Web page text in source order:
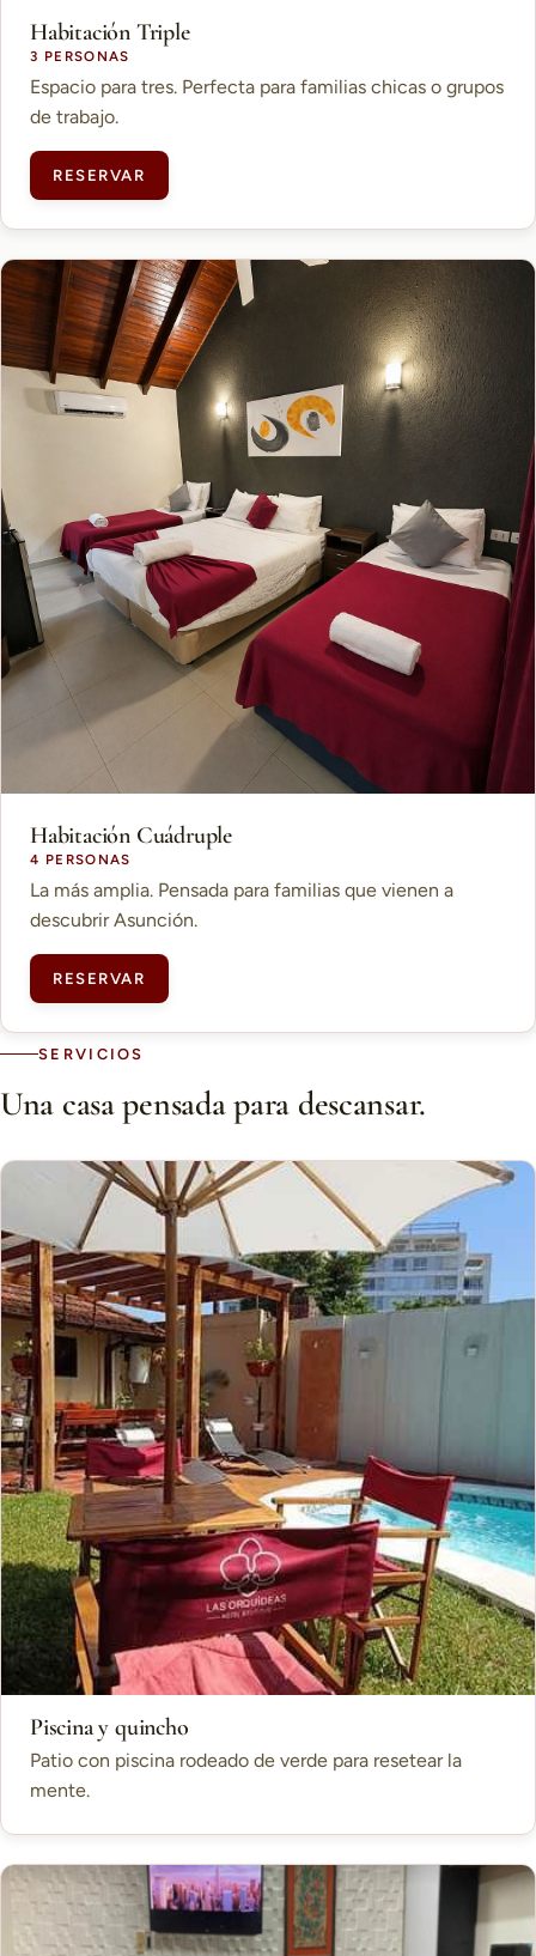
Habitación Triple
3 PERSONAS
Espacio para tres. Perfecta para familias chicas o grupos
de trabajo.
RESERVAR
Habitación Cuádruple
4 PERSONAS
La más amplia. Pensada para familias que vienen a
descubrir Asunción.
RESERVAR
SERVICIOS
Una casa pensada para descansar.
Piscina y quincho
Patio con piscina rodeado de verde para resetear la
mente.